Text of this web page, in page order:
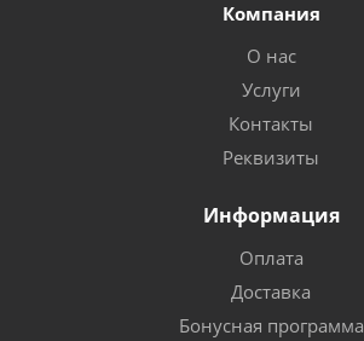
Компания
О нас
Услуги
Контакты
Реквизиты
Информация
Оплата
Доставка
Бонусная программа